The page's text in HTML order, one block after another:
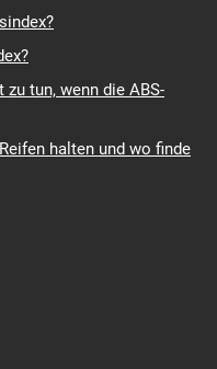
tun, wenn die ABS-
halten und wo finde